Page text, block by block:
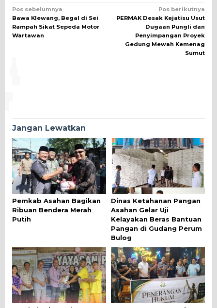
Navigasi
pos
Pos sebelumnya
Bawa Klewang, Begal di Sei
Rampah Sikat Sepeda Motor
Wartawan
Pos berikutnya
PERMAK Desak Kejatisu Usut
Dugaan Pungli dan
Penyimpangan Proyek
Gedung Mewah Kemenag
Sumut
Jangan Lewatkan
Pemkab Asahan Bagikan
Ribuan Bendera Merah
Putih
Dinas Ketahanan Pangan
Asahan Gelar Uji
Kelayakan Beras Bantuan
Pangan di Gudang Perum
Bulog